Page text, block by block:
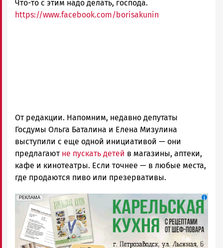
Что-то с этим надо делать, господа.
https://www.facebook.com/borisakunin
От редакции. Напомним, недавно депутаты
Госдумы Ольга Баталина и Елена Мизулина
выступили с еще одной инициативой — они
предлагают не пускать детей в магазины, аптеки,
кафе и кинотеатры. Если точнее — в любые места,
где продаются пиво или презервативы.
erid: 2SDnjdZZiDC
РЕКЛАМА
Реклама